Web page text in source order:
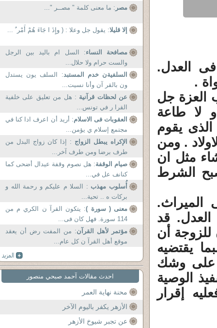
العدل.
.
العزة جل
لا طاعة
يقوم
. ومن
مثل ان
الشرط
الميراث.
قد
أن
يقتضيه
على وشك
الوصية
إقرار
مصر : ما معنى كلمة " مصــر "...
إلا قليلا: يقول جل وعلا : ( وإِذَ ا جَاءَ هُمْ أَمْر ٌ ...
مصافحة النساء: السل ام باليد بين الرجل
والست حرام ولا حلال...
السلفيةن خدم المستبد: السلف يون يستدل
ون بالقر آن وأنا نسيت...
عن لحظات قرآنية : هل من تعليق على خلفية
القرا ر في تونس...
العقوبات فى الاسلام: أريد أن اعرف ادا كنا في
مجتمع إسلام ي يؤمن...
الإكراه يبطل الزواج : إذا كان زواج البدل من
طرف برضا ومن طرف آخر...
صيام الوقفة: هل نصوم وقفة عيدال أضحى كما
كنانف عل في...
أُسلوب مهذب : السلا م عليكم و رحمة الله و
بركات ه .. تحية...
معنى ( سورة ): يتكون القرآ ن الكري م من
114 سورة. فهل كان فى...
مؤتمر لأهل القرآن: من المفت رض أن يعقد
موقع أهل القرآ ن كل عام...
احدث مقالات آحمد صبحي منصور
محنة نهاية العمر
الأزهر يكفر باليوم الآخر
عن تجبر شيوخ الأزهر